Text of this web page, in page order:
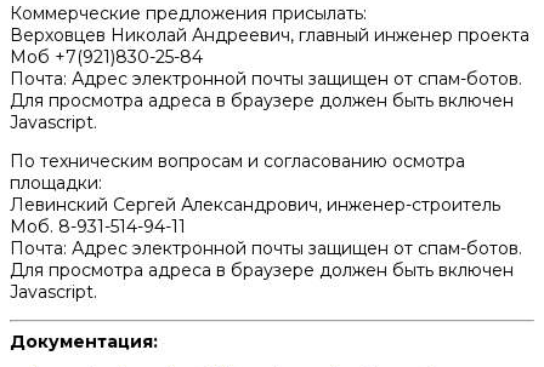
Коммерческие предложения присылать:
Верховцев Николай Андреевич, главный инженер проекта
Моб +7(921)830-25-84
Почта: Адрес электронной почты защищен от спам-ботов.
Для просмотра адреса в браузере должен быть включен
Javascript.
По техническим вопросам и согласованию осмотра
площадки:
Левинский Сергей Александрович, инженер-строитель
Моб. 8-931-514-94-11
Почта: Адрес электронной почты защищен от спам-ботов.
Для просмотра адреса в браузере должен быть включен
Javascript.
Документация: